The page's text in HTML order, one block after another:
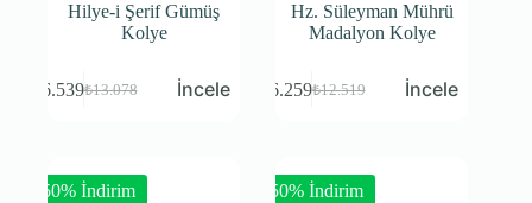
Hilye-i Şerif Gümüş
Kolye
₺13.078
6.539
Hz. Süleyman Mührü
Madalyon Kolye
₺12.519
6.259
-50% İndirim -50% İndirim